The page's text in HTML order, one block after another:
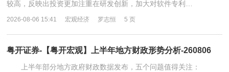
较高，反映出投资更加注重在研发创新，加大对软件专利…
2026-08-06 15:41 宏观经济 罗志恒 5 页
粤开证券-【粤开宏观】上半年地方财政形势分析-260806
上半年部分地方政府财政数据发布，五个问题值得关注：